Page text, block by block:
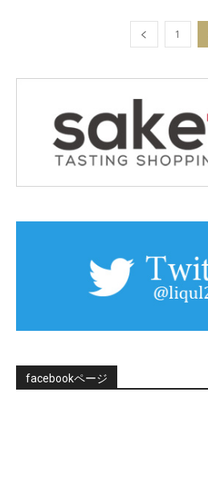
1
facebookページ